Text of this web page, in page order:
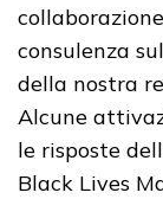
consulenza
della nostra
Alcune
le risposte
Black Lives